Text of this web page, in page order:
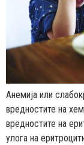
Анемија или
вредностите на
вредностите на
улога на